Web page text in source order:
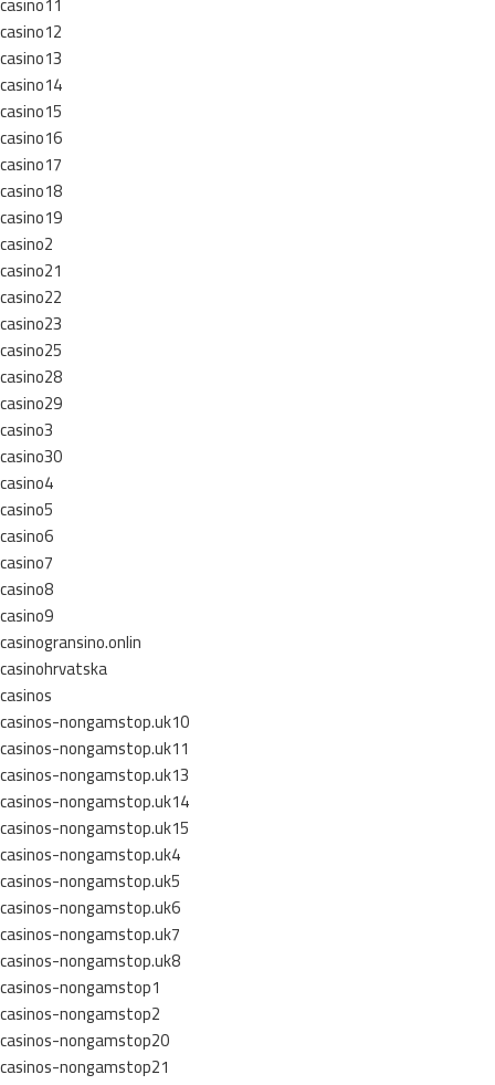
casino12
casino13
casino14
casino15
casino16
casino17
casino18
casino19
casino2
casino21
casino22
casino23
casino25
casino28
casino29
casino3
casino30
casino4
casino5
casino6
casino7
casino8
casino9
casinogransino.onlin
casinohrvatska
casinos
casinos-nongamstop.uk10
casinos-nongamstop.uk11
casinos-nongamstop.uk13
casinos-nongamstop.uk14
casinos-nongamstop.uk15
casinos-nongamstop.uk4
casinos-nongamstop.uk5
casinos-nongamstop.uk6
casinos-nongamstop.uk7
casinos-nongamstop.uk8
casinos-nongamstop1
casinos-nongamstop2
casinos-nongamstop20
casinos-nongamstop21